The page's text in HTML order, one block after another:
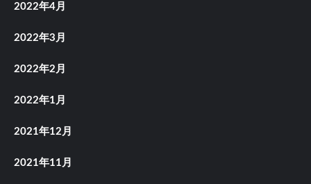
2022年4月
2022年3月
2022年2月
2022年1月
2021年12月
2021年11月